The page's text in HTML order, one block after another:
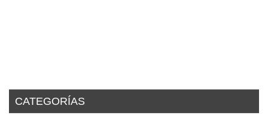
CATEGORÍAS